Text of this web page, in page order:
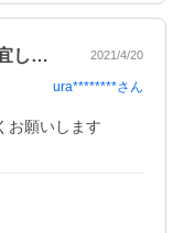
大変お世話になります。今後とも宜しくお… 2021/4/20
ura********さん
お願いします